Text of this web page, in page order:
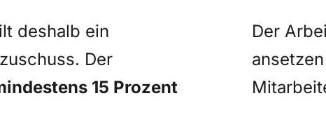
deshalb ein
Der
15 Prozent
Der